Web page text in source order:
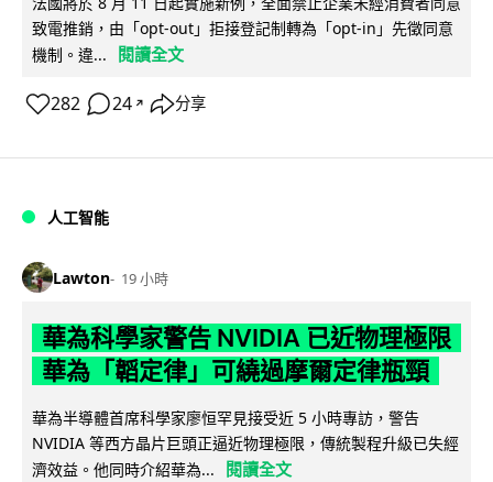
致電推銷，由「opt-out」拒接登記制轉為「opt-in」先徵同意
機制。違...
閱讀全文
282 24 ↗ 分享
人工智能
Lawton 19 小時
華為科學家警告 NVIDIA 已近物理極限
華為「韜定律」可繞過摩爾定律瓶頸
華為半導體首席科學家廖恒罕見接受近 5 小時專訪，警告
NVIDIA 等西方晶片巨頭正逼近物理極限，傳統製程升級已失經
濟效益。他同時介紹華為...
閱讀全文